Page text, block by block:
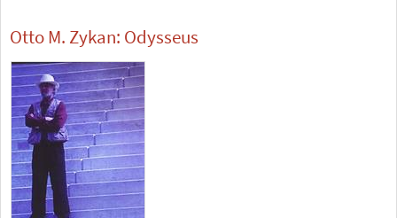
Otto M. Zykan: Odysseus